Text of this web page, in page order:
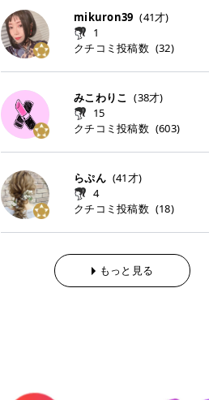
こからは、保湿ケアや肌荒れ
毛穴ケアなど目的別におすす
ナーパッドをご紹介します。
ャルケアにぴったりなトナ
まで厳選しました。 1. MEDICUBE
PDRNピンクコラーゲンゲル
パッド 「うるおいとハリ感をサポー
トし、なめらかな肌へ導く高
ルパッド」 PDRNやコラーゲン成分
る肌をしっとり整えるゲルタ
トナーパッド。密着力が高く
ンケアの土台ケアとして取り
見るQoo10での購入はこちら 2.
DANCE コラーゲンゲルトナ
ド 「うるおいを与えながら肌をやわ
らかく整える保湿ケアパッド」
います。だからこそ、しっか
して選ぶことが大切なのです。
脱毛の「熱破壊式」と「蓄熱
式」の2種類があり、それぞ
な毛質が違います。 * 熱破壊式 高
出力のレーザーをバチッ！と
て、毛根の発毛組織に向けて
ーを照射します。ワキや
す！その分、輪ゴムで弾かれ
な強い痛みを感じやすい傾向
ます。 * 蓄熱式 低出力のレーザー
わじわ熱を伝える方式です。
熱さを感じにくく、痛みや
担を抑えやすいのが嬉しいポ
で割引 ・ペア限定プラン｜
人と一緒にスタートできる
らの「のりかえ」や「お友だ
介」も！ 6. 予約から脱毛施
のステップ ・無料カウンセ
ち物 ・医師の問診とプラン
施術当日の流れと次回予約の
7. 店舗一覧と美容医療メニュ
の店舗一覧 ・脱毛だけじゃ
容医療メニュー 8. まとめ ｜エミナ
ルクリニックの魅力とは？選
3つの特徴 ※1 開業2019年3月20日
～2026年6月30日時点(医療
ハイフ、ダーマペン、美容
りたいけど、痛いのはイヤだ
う時間もない…」医療脱毛に
ハードルを感じていませんか
いめメイクにもカジュアルメ
もマッチします。 ラズベリーケーキ
｜甘く可愛いモーヴピンク 鮮やかな
青みを感じるラズベリーピン
ェミニンな雰囲気を演出で
てながら、甘さのある印象に
メイクやピンクメイクとも相
です。 フルーツオレ｜ピュア感あふ
くふんわり発色し、粘膜リ
うな仕上がりになります。 柔らかく
可愛らしい印象になり、毎日
くなるナチュラルカラー。
メイクやオフィスメイクに
ン｜上品なピンクベージュ 黄みを抑
えたクリーミーなピンクベ
ほんのり青みを感じる絶妙な
> > スキンケア成分が配合されてい
て保湿もしっかりしてくれま
近、乾燥していた唇がプルン
アイテム詳細を見るQoo10
柳屋（ヤナギヤ）「柳屋 あ
油」 👑「柳屋 あんず油」の特徴 1
00％植物由来の「柳屋 あん
だけでなく、ボディケア・ネ
アなど幅広く保湿ケア。 実際に使用
した方のクチコミ > 5 > 1本あると
> ──────────── > > 100%植
でいてパサついているので >
は必需品です > > 少しとろみがある
けでポイントが貯まるのが大
力です✨ 例えば、、、 ・メガ割の
タイミングで利用することが
＠cosme ・韓国コスメをチ
する際によく見るOLIVE
OBAL など、すでに使い慣れ
サイトが対象になっている場
く、お買い物の内容や流れを
必要はありません。 「どう
ドを経由するだけで、ポイン
緒に受け取れる、そんな手軽
ります✨ またトラミーリワードに
・1ポイント＝1円でわかり
・選べるe-GIFT・Amazonギ
券・ドットマネーなどに交
・トラミー会員なら無料で
mikuron39 (41才)
1
クチコミ投稿数 (32)
みこわりこ (38才)
15
クチコミ投稿数 (603)
らぷん (41才)
4
クチコミ投稿数 (18)
もっと見る